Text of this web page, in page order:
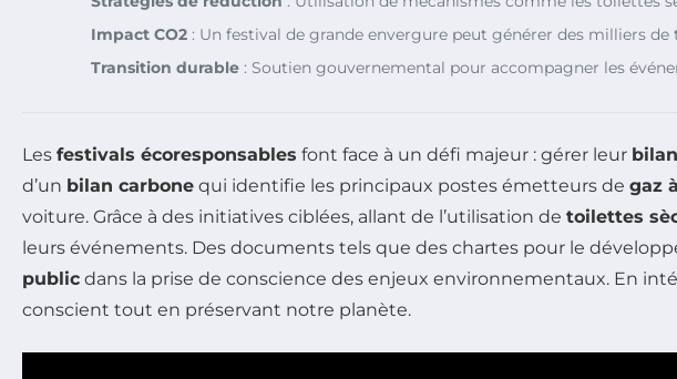
Impact CO2 : Un festival de grande envergure peut générer des milliers de
Transition durable : Soutien gouvernemental pour accompagner les
Les festivals écoresponsables font face à un défi majeur : gérer leur
d’un bilan carbone qui identifie les principaux postes émetteurs de gaz
voiture. Grâce à des initiatives ciblées, allant de l’utilisation de toilettes
leurs événements. Des documents tels que des chartes pour le
public dans la prise de conscience des enjeux environnementaux. En
conscient tout en préservant notre planète.